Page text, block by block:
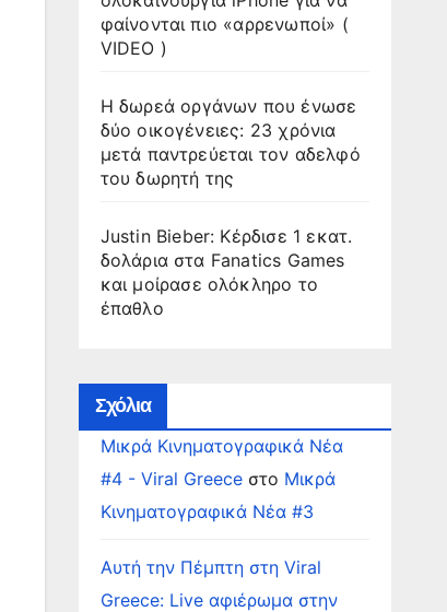
φαίνονται πιο «αρρενωποί» (
VIDEO )
Η δωρεά οργάνων που ένωσε
δύο οικογένειες: 23 χρόνια
μετά παντρεύεται τον αδελφό
του δωρητή της
Justin Bieber: Κέρδισε 1 εκατ.
δολάρια στα Fanatics Games
και μοίρασε ολόκληρο το
έπαθλο
Σχόλια
Μικρά Κινηματογραφικά Νέα
#4 - Viral Greeceστο Μικρά
Κινηματογραφικά Νέα #3
Αυτή την Πέμπτη στη Viral
Greece: Live αφιέρωμα στην